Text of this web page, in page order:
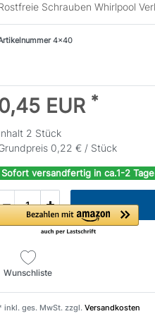
Schrauben Whirlpool
4x40
EUR *
2 Stück
0,22 € / Stück
Sofort versandfertig in ca.1-2
Wunschliste
inkl. ges. MwSt. zzgl. Versandkosten